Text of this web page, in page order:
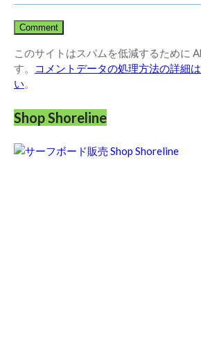
このサイトはスパムを低減するために
す。
コメントデータの処理方法の詳細
い。
Shop Shoreline